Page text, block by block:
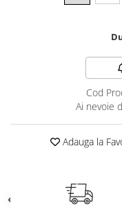
Cod
Ai nevoie
Adauga la